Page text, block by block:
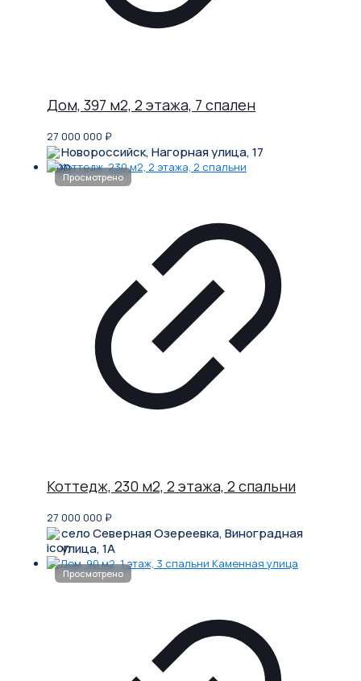
Дом, 397 м2, 2 этажа, 7 спален
27 000 000 ₽
Новороссийск, Нагорная улица, 17
Коттедж, 230 м2, 2 этажа, 2 спальни
27 000 000 ₽
село Северная Озереевка, Виноградная
улица, 1А